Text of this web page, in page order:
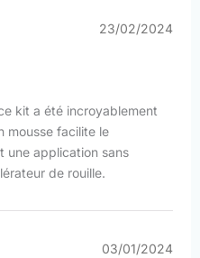
23/02/2024
kit a été incroyablement
mousse facilite le
une application sans
de rouille.
03/01/2024